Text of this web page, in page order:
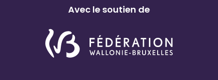
Avec le soutien de